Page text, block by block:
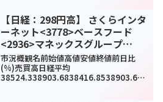
124.22(1.08%)1147...
【日経：298円高】 さくらインタ
ーネット<3778>ベースフード
<2936>マネックスグループ
<8698>今日のデイトレ10月29日
市況概観名前始値高値安値終値前日比
(%)売買高日経平均
38524.338903.6838416.8538903.682